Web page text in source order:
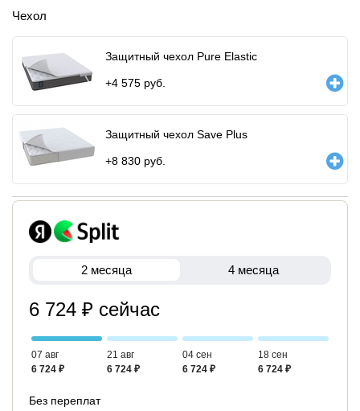
Чехол
Защитный чехол Pure Elastic
+4 575 руб.
Защитный чехол Save Plus
+8 830 руб.
2 месяца 4 месяца
6 724 ₽ сейчас
07 авг
6 724 ₽
21 авг
6 724 ₽
04 сен
6 724 ₽
18 сен
6 724 ₽
Без переплат